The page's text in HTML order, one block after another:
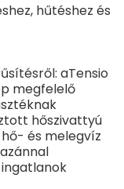
hűtéshez és
aTensio
megfelelő
hőszivattyú
és melegvíz